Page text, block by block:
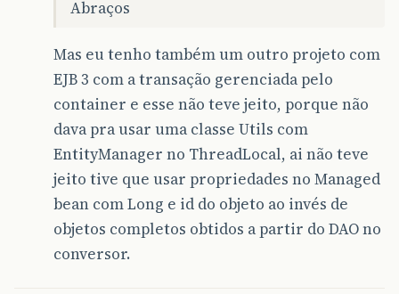
Abraços
Mas eu tenho também um outro projeto com
EJB 3 com a transação gerenciada pelo
container e esse não teve jeito, porque não
dava pra usar uma classe Utils com
EntityManager no ThreadLocal, ai não teve
jeito tive que usar propriedades no Managed
bean com Long e id do objeto ao invés de
objetos completos obtidos a partir do DAO no
conversor.